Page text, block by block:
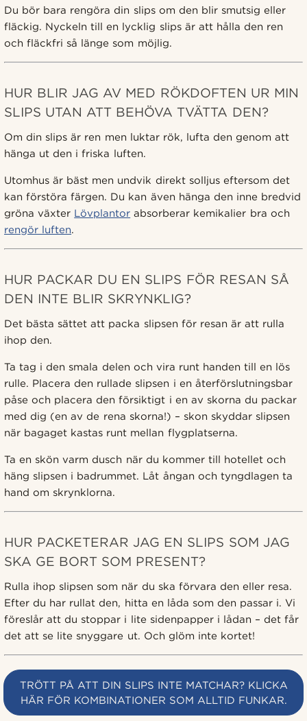
Du bör bara rengöra din slips om den blir smutsig eller
fläckig. Nyckeln till en lycklig slips är att hålla den ren
och fläckfri så länge som möjlig.
HUR BLIR JAG AV MED RÖKDOFTEN UR MIN
SLIPS UTAN ATT BEHÖVA TVÄTTA DEN?
Om din slips är ren men luktar rök, lufta den genom att
hänga ut den i friska luften.
Utomhus är bäst men undvik direkt solljus eftersom det
kan förstöra färgen. Du kan även hänga den inne bredvid
gröna växter Lövplantor absorberar kemikalier bra och
rengör luften.
HUR PACKAR DU EN SLIPS FÖR RESAN SÅ
DEN INTE BLIR SKRYNKLIG?
Det bästa sättet att packa slipsen för resan är att rulla
ihop den.
Ta tag i den smala delen och vira runt handen till en lös
rulle. Placera den rullade slipsen i en återförslutningsbar
påse och placera den försiktigt i en av skorna du packar
med dig (en av de rena skorna!) – skon skyddar slipsen
när bagaget kastas runt mellan flygplatserna.
Ta en skön varm dusch när du kommer till hotellet och
häng slipsen i badrummet. Låt ångan och tyngdlagen ta
hand om skrynklorna.
HUR PACKETERAR JAG EN SLIPS SOM JAG
SKA GE BORT SOM PRESENT?
Rulla ihop slipsen som när du ska förvara den eller resa.
Efter du har rullat den, hitta en låda som den passar i. Vi
föreslår att du stoppar i lite sidenpapper i lådan – det får
det att se lite snyggare ut. Och glöm inte kortet!
TRÖTT PÅ ATT DIN SLIPS INTE MATCHAR? KLICKA
HÄR FÖR KOMBINATIONER SOM ALLTID FUNKAR.